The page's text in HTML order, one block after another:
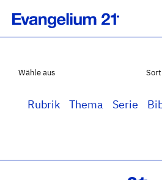
Wähle aus
Rubrik Thema Serie